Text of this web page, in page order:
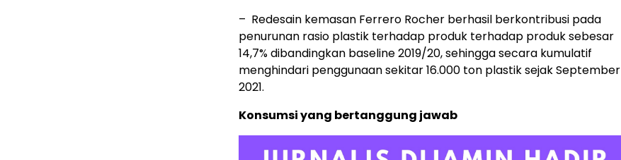
– Redesain kemasan Ferrero Rocher berhasil berkontribusi pada
penurunan rasio plastik terhadap produk terhadap produk sebesar
14,7% dibandingkan baseline 2019/20, sehingga secara kumulatif
menghindari penggunaan sekitar 16.000 ton plastik sejak September
2021.
Konsumsi yang bertanggung jawab